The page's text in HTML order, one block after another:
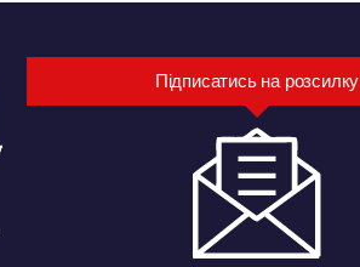
Підписатись на розсилку